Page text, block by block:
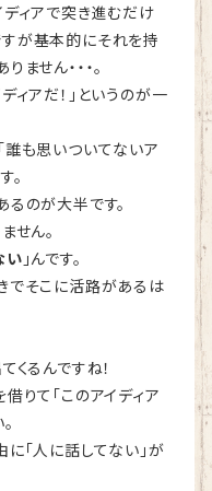
ィアで突き進むだけ
が基本的にそれを持
せん・・・。
ィアだ！」というのが一
誰も思いついてないア
。
のが大半です。
せん。
い 」んです。
でそこに活路があるは
くるんですね！
りて「このアイディア
「人に話してない」が